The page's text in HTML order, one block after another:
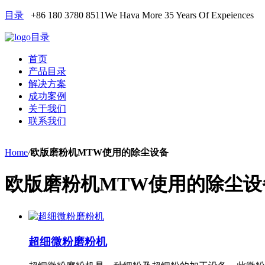
目录 +86 180 3780 8511We Hava More 35 Years Of Expeiences
目录
首页
产品目录
解决方案
成功案例
关于我们
联系我们
Home/欧版磨粉机MTW使用的除尘设备
欧版磨粉机MTW使用的除尘
超细微粉磨粉机